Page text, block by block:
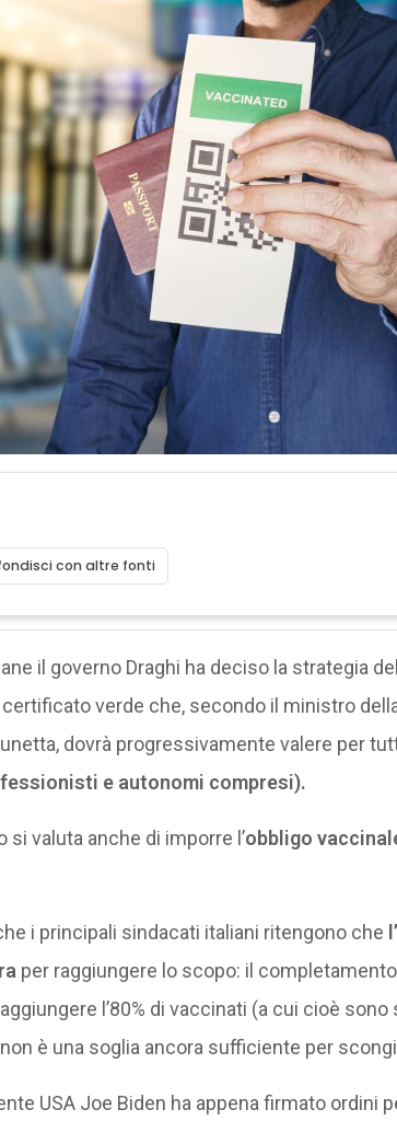
con altre fonti
il governo Draghi ha deciso la strategia
certificato verde che, secondo il ministro
dovrà progressivamente valere per
e autonomi compresi).
si valuta anche di imporre l’obbligo
i principali sindacati italiani ritengono che
per raggiungere lo scopo: il
l’80% di vaccinati (a cui cioè
è una soglia ancora sufficiente per
USA Joe Biden ha appena firmato ordini